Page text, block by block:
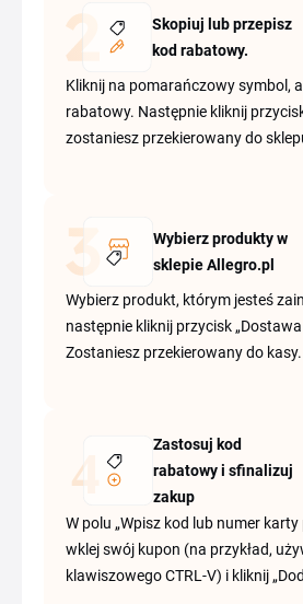
Skopiuj lub przepisz
kod rabatowy.
Kliknij na pomarańczowy symbol,
rabatowy. Następnie kliknij
zostaniesz przekierowany do
Wybierz produkty w
sklepie Allegro.pl
Wybierz produkt, którym jesteś
następnie kliknij przycisk „Dostawa
Zostaniesz przekierowany do kasy.
Zastosuj kod
rabatowy i sfinalizuj
zakup
W polu „Wpisz kod lub numer
wklej swój kupon (na przykład,
klawiszowego CTRL-V) i kliknij